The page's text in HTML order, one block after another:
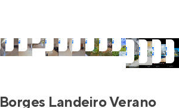
Borges Landeiro Verano